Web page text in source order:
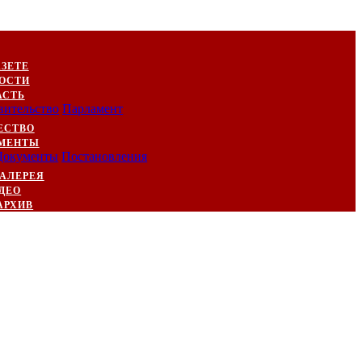
Парламент
Постановления